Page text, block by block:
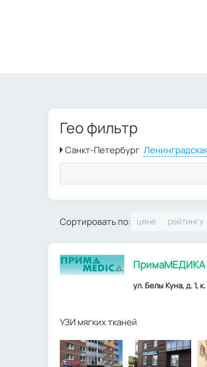
Гео фильтр
Сортировать по:
ПримаМЕДИКА
ул. Белы Куна, д. 1,
УЗИ мягких тканей